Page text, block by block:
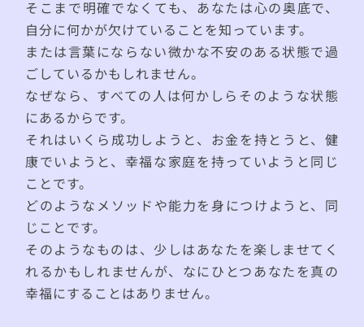
そこまで明確でなくても、あなたは心の奥底で、
自分に何かが欠けていることを知っています。
または言葉にならない微かな不安のある状態で過
ごしているかもしれません。
なぜなら、すべての人は何かしらそのような状態
にあるからです。
それはいくら成功しようと、お金を持とうと、健
康でいようと、幸福な家庭を持っていようと同じ
ことです。
どのようなメソッドや能力を身につけようと、同
じことです。
そのようなものは、少しはあなたを楽しませてく
れるかもしれませんが、なにひとつあなたを真の
幸福にすることはありません。